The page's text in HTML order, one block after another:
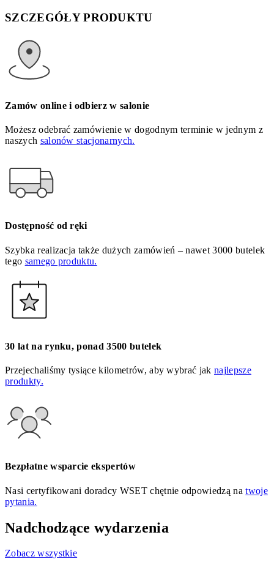
SZCZEGÓŁY PRODUKTU
Zamów online i odbierz w salonie
Możesz odebrać zamówienie w dogodnym terminie w jednym z
naszych salonów stacjonarnych.
Dostępność od ręki
Szybka realizacja także dużych zamówień – nawet 3000 butelek
tego samego produktu.
30 lat na rynku, ponad 3500 butelek
Przejechaliśmy tysiące kilometrów, aby wybrać jaknajlepsze
produkty.
Bezpłatne wsparcie ekspertów
Nasi certyfikowani doradcy WSET chętnie odpowiedzą natwoje
pytania.
Nadchodzące wydarzenia
Zobacz wszystkie